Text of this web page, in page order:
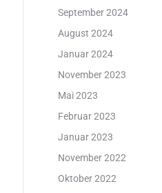
September 2024
August 2024
Januar 2024
November 2023
Mai 2023
Februar 2023
Januar 2023
November 2022
Oktober 2022